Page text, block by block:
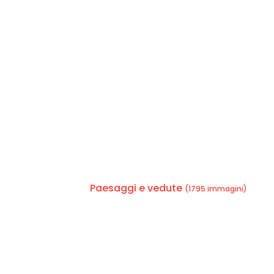
Paesaggi e vedute (1795 immagini)